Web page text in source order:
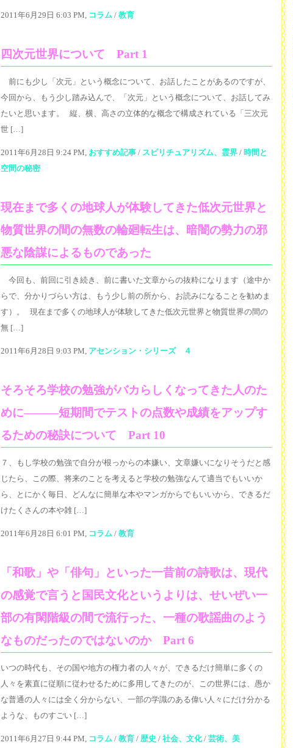
2011年6月29日 6:03 PM, コラム / 教育
四次元世界について Part 1
前にも少し「次元」という概念について、お話したことがあるのですが、
今回から、もう少し踏み込んで、「次元」という概念について、お話してみ
たいと思います。 縦、横、高さの立体的な概念で構成されている「三次元
世 […]
2011年6月28日 9:24 PM, おすすめ記事 / スピリチュアリズム、霊界 / 時間と
空間の秘密
現在まで多くの地球人が体験してきた低次元世界と
物質世界の間の無数の輪廻転生は、暗闇の勢力の邪
悪な陰謀によるものであった
今回も、前回に引き続き、前に書いた文章からの抜粋になります（途中か
らで、分かりづらい方は、もう少し前の所から、お読みになることを勧めま
す）。 現在まで多くの地球人が体験してきた低次元世界と物質世界の間の
無 […]
2011年6月28日 9:03 PM, アセンション・シリーズ ４
そろそろ学校の勉強がバカらしくなってきた人のた
めに―――短期間でテストの点数や成績をアップす
るための秘訣について Part 10
７、もし学校の勉強で自分が根っからの本嫌い、文章嫌いになりそうだと感
じたら、この際、将来のことを考えると学校の勉強なんて適当でもいいか
ら、とにかく毎日、どんなに簡単な本やマンガからでもいいから、できるだ
けたくさんの本や雑 […]
2011年6月28日 6:01 PM, コラム / 教育
「和歌」や「俳句」といった一昔前の詩歌は、現代
の感覚で言うと国民文化というよりは、せいぜい一
部の有閑階級の間で流行った、一種の歌謡曲のよう
なものだったのではないのか Part 6
いつの時代も、その国や地方の権力者の人々が、できるだけ簡単に多くの
人々を素直に従順に従わせるために多用してきたのが、この世界には、愚か
な普通の人々には全く分からない、一部の学識のある偉い人々にだけ分かる
ような、ものすごい […]
2011年6月27日 9:44 PM, コラム / 教育 / 歴史 / 社会、文化/ 芸術、美